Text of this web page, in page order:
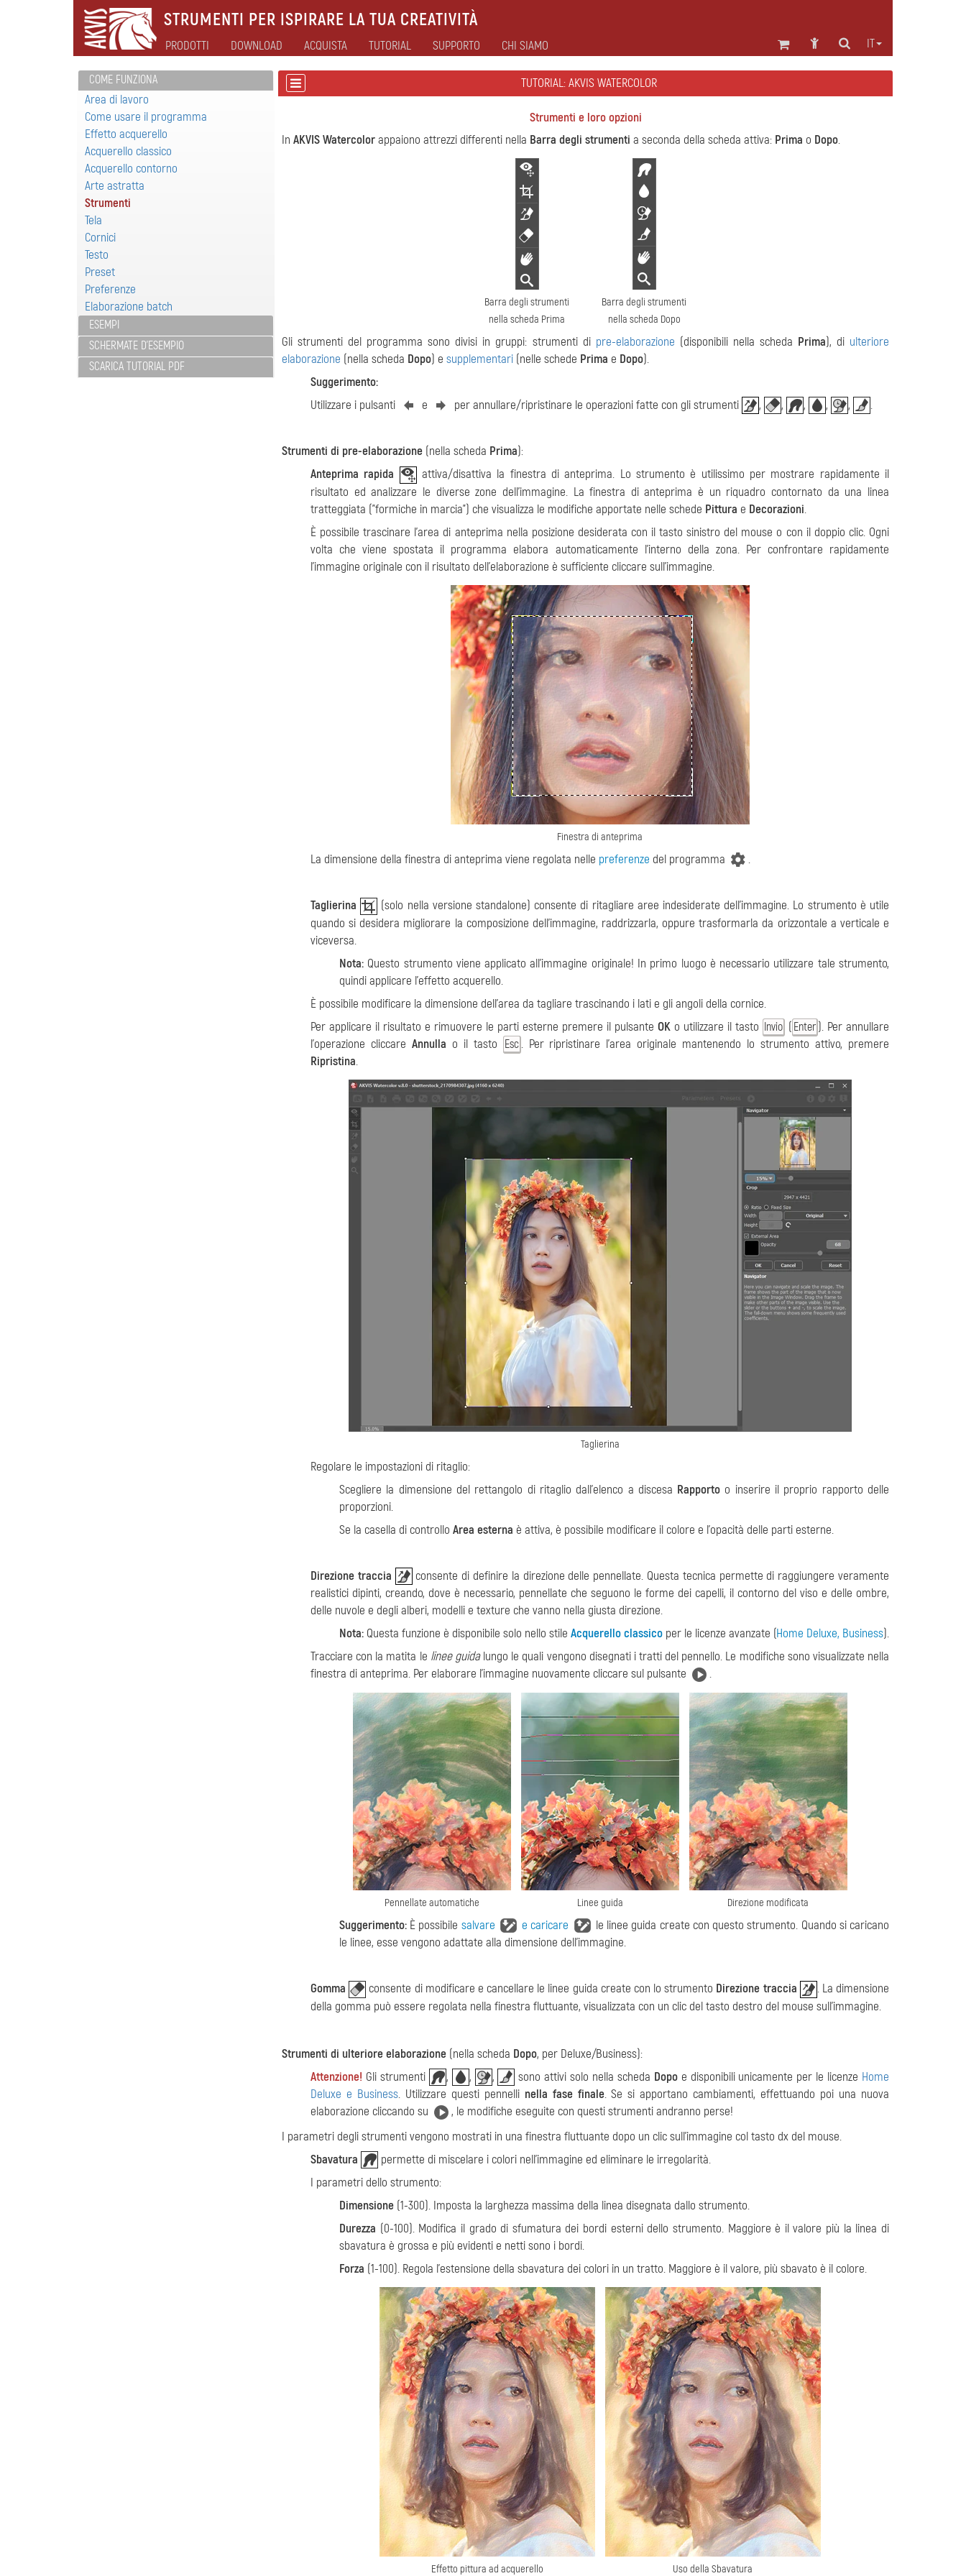
STRUMENTI PER ISPIRARE LA TUA CREATIVITÀ
IT
PRODOTTI DOWNLOAD ACQUISTA TUTORIAL SUPPORTO CHI SIAMO
COME FUNZIONA
Area di lavoro
Come usare il programma
Effetto acquerello
Acquerello classico
Acquerello contorno
Arte astratta
Strumenti
Tela
Cornici
Testo
Preset
Preferenze
Elaborazione batch
ESEMPI
SCHERMATE D'ESEMPIO
SCARICA TUTORIAL PDF
TUTORIAL: AKVIS WATERCOLOR
Strumenti e loro opzioni
In AKVIS Watercolorappaiono attrezzi differenti nella Barra degli strumenti a seconda della scheda attiva: Prima o Dopo.
Barra degli strumenti
nella scheda Prima
Barra degli strumenti
nella scheda Dopo
Gli strumenti del programma sono divisi in gruppi: strumenti di pre-elaborazione (disponibili nella scheda Prima), di ulteriore
elaborazione (nella scheda Dopo) e supplementari (nelle schede Prima e Dopo).
Suggerimento:
Utilizzare i pulsanti
e per annullare/ripristinare le operazioni fatte con gli strumenti , , , , , .
Strumenti di pre-elaborazione (nella scheda Prima):
Anteprima rapida
attiva/disattiva la finestra di anteprima. Lo strumento è utilissimo per mostrare rapidamente il
risultato ed analizzare le diverse zone dell’immagine. La finestra di anteprima è un riquadro contornato da una linea
tratteggiata ("formiche in marcia") che visualizza le modifiche apportate nelle schede Pittura e Decorazioni.
È possibile trascinare l'area di anteprima nella posizione desiderata con il tasto sinistro del mouse o con il doppio clic. Ogni
volta che viene spostata il programma elabora automaticamente l’interno della zona. Per confrontare rapidamente
l'immagine originale con il risultato dell’elaborazione è sufficiente cliccare sull'immagine.
Finestra di anteprima
La dimensione della finestra di anteprima viene regolata nelle preferenze del programma .
Taglierina
(solo nella versione standalone) consente di ritagliare aree indesiderate dell'immagine. Lo strumento è utile
quando si desidera migliorare la composizione dell'immagine, raddrizzarla, oppure trasformarla da orizzontale a verticale e
viceversa.
Nota: Questo strumento viene applicato all'immagine originale! In primo luogo è necessario utilizzare tale strumento,
quindi applicare l'effetto acquerello.
È possibile modificare la dimensione dell'area da tagliare trascinando i lati e gli angoli della cornice.
Per applicare il risultato e rimuovere le parti esterne premere il pulsante OK o utilizzare il tasto Invio ( Enter ). Per annullare
l'operazione cliccare Annulla o il tasto Esc . Per ripristinare l'area originale mantenendo lo strumento attivo, premere
Ripristina.
Taglierina
Regolare le impostazioni di ritaglio:
Scegliere la dimensione del rettangolo di ritaglio dall'elenco a discesa Rapporto o inserire il proprio rapporto delle
proporzioni.
Se la casella di controllo Area esterna è attiva, è possibile modificare il colore e l'opacità delle parti esterne.
Direzione traccia
consente di definire la direzione delle pennellate. Questa tecnica permette di raggiungere veramente
realistici dipinti, creando, dove è necessario, pennellate che seguono le forme dei capelli, il contorno del viso e delle ombre,
delle nuvole e degli alberi, modelli e texture che vanno nella giusta direzione.
Nota: Questa funzione è disponibile solo nello stile Acquerello classico per le licenze avanzate (Home Deluxe, Business).
Tracciare con la matita le linee guidalungo le quali vengono disegnati i tratti del pennello. Le modifiche sono visualizzate nella
finestra di anteprima. Per elaborare l'immagine nuovamente cliccare sul pulsante
.
Pennellate automatiche Linee guida Direzione modificata
Suggerimento: È possibile salvare e caricare
le linee guida create con questo strumento. Quando si caricano
le linee, esse vengono adattate alla dimensione dell'immagine.
Gomma consente di modificare e cancellare le linee guida create con lo strumento Direzione traccia
. La dimensione
della gomma può essere regolata nella finestra fluttuante, visualizzata con un clic del tasto destro del mouse sull'immagine.
Strumenti di ulteriore elaborazione (nella scheda Dopo, per Deluxe/Business):
Attenzione! Gli strumenti , , , sono attivi solo nella scheda Dopoe disponibili unicamente per le licenze Home
Deluxe e Business. Utilizzare questi pennelli nella fase finale. Se si apportano cambiamenti, effettuando poi una nuova
elaborazione cliccando su
, le modifiche eseguite con questi strumenti andranno perse!
I parametri degli strumenti vengono mostrati in una finestra fluttuante dopo un clic sull'immagine col tasto dx del mouse.
Sbavatura
permette di miscelare i colori nell'immagine ed eliminare le irregolarità.
I parametri dello strumento:
Dimensione (1-300). Imposta la larghezza massima della linea disegnata dallo strumento.
Durezza (0-100). Modifica il grado di sfumatura dei bordi esterni dello strumento. Maggiore è il valore più la linea di
sbavatura è grossa e più evidenti e netti sono i bordi.
Forza (1-100). Regola l'estensione della sbavatura dei colori in un tratto. Maggiore è il valore, più sbavato è il colore.
Effetto pittura ad acquerello Uso della Sbavatura